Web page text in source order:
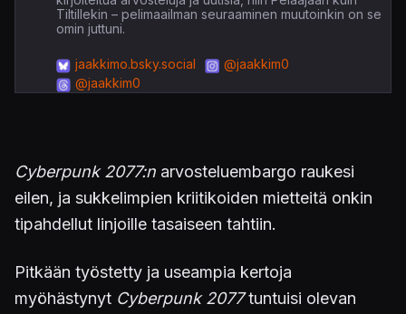
Tiltillekin – pelimaailman seuraaminen muutoinkin on se
omin juttuni.
jaakkimo.bsky.social
@jaakkim0
@jaakkim0
Cyberpunk 2077:n arvosteluembargo raukesi
eilen, ja sukkelimpien kriitikoiden mietteitä onkin
tipahdellut linjoille tasaiseen tahtiin.
Pitkään työstetty ja useampia kertoja
myöhästynyt Cyberpunk 2077tuntuisi olevan